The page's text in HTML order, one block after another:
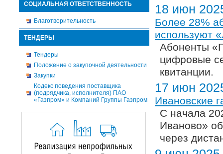
СОЦИАЛЬНАЯ ОТВЕТСТВЕННОСТЬ
Благотворительность
ТЕНДЕРЫ
Тендеры
Положение о закупочной деятельности
Закупки
Кодекс поведения поставщика
(подрядчика, исполнителя) ПАО
«Газпром» и Компаний Группы Газпром
18 июн
Более 28%
используют
Абоненты
цифровые
квитанции.
17 июн
Ивановские
С начала
Иваново»
через